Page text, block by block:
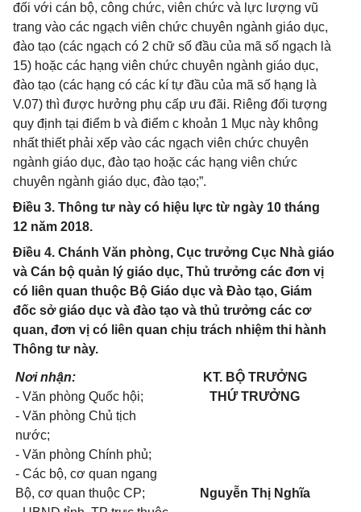
đối với cán bộ, công chức, viên chức và lực lượng vũ
trang vào các ngạch viên chức chuyên ngành giáo dục,
đào tạo (các ngạch có 2 chữ số đầu của mã số ngạch là
15) hoặc các hạng viên chức chuyên ngành giáo dục,
đào tạo (các hạng có các kí tự đầu của mã số hạng là
V.07) thì được hưởng phụ cấp ưu đãi. Riêng đối tượng
quy định tại điểm b và điểm c khoản 1 Mục này không
nhất thiết phải xếp vào các ngạch viên chức chuyên
ngành giáo dục, đào tạo hoặc các hạng viên chức
chuyên ngành giáo dục, đào tạo;”.
Điều 3. Thông tư này có hiệu lực từ ngày 10 tháng
12 năm 2018.
Điều 4. Chánh Văn phòng, Cục trưởng Cục Nhà giáo
và Cán bộ quản lý giáo dục, Thủ trưởng các đơn vị
có liên quan thuộc Bộ Giáo dục và Đào tạo, Giám
đốc sở giáo dục và đào tạo và thủ trưởng các cơ
quan, đơn vị có liên quan chịu trách nhiệm thi hành
Thông tư này.
Nơi nhận:
- Văn phòng Quốc hội;
- Văn phòng Chủ tịch
nước;
- Văn phòng Chính phủ;
- Các bộ, cơ quan ngang
Bộ, cơ quan thuộc CP;
KT. BỘ TRƯỞNG
THỨ TRƯỞNG
Nguyễn Thị Nghĩa